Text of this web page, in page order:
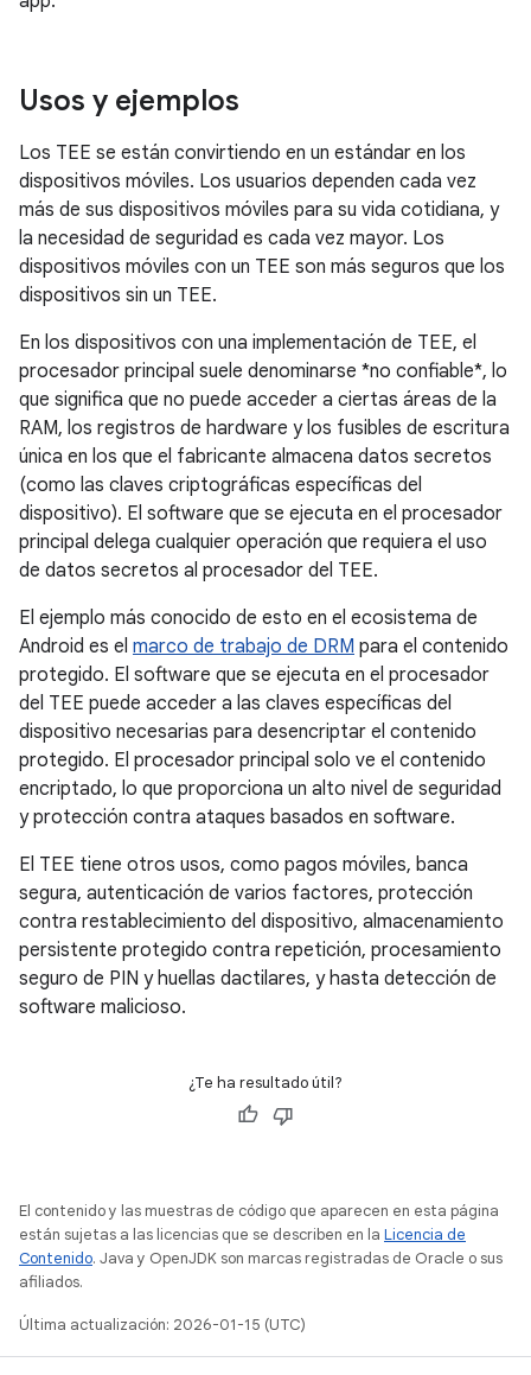
Usos y ejemplos
Los TEE se están convirtiendo en un estándar en los
dispositivos móviles. Los usuarios dependen cada vez
más de sus dispositivos móviles para su vida cotidiana, y
la necesidad de seguridad es cada vez mayor. Los
dispositivos móviles con un TEE son más seguros que los
dispositivos sin un TEE.
En los dispositivos con una implementación de TEE, el
procesador principal suele denominarse *no confiable*, lo
que significa que no puede acceder a ciertas áreas de la
RAM, los registros de hardware y los fusibles de escritura
única en los que el fabricante almacena datos secretos
(como las claves criptográficas específicas del
dispositivo). El software que se ejecuta en el procesador
principal delega cualquier operación que requiera el uso
de datos secretos al procesador del TEE.
El ejemplo más conocido de esto en el ecosistema de
Android es el marco de trabajo de DRM para el contenido
protegido. El software que se ejecuta en el procesador
del TEE puede acceder a las claves específicas del
dispositivo necesarias para desencriptar el contenido
protegido. El procesador principal solo ve el contenido
encriptado, lo que proporciona un alto nivel de seguridad
y protección contra ataques basados en software.
El TEE tiene otros usos, como pagos móviles, banca
segura, autenticación de varios factores, protección
contra restablecimiento del dispositivo, almacenamiento
persistente protegido contra repetición, procesamiento
seguro de PIN y huellas dactilares, y hasta detección de
software malicioso.
¿Te ha resultado útil?
El contenido y las muestras de código que aparecen en esta página
están sujetas a las licencias que se describen en la Licencia de
Contenido. Java y OpenJDK son marcas registradas de Oracle o sus
afiliados.
Última actualización: 2026-01-15 (UTC)